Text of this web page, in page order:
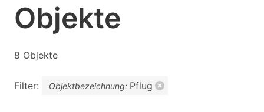
Objekte
8 Objekte
Filter: Objektbezeichnung: Pflug